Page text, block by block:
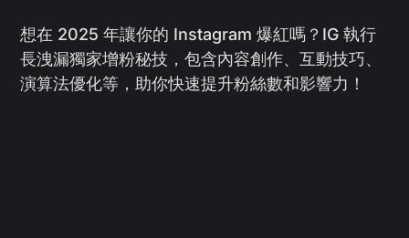
想在 2025 年讓你的 Instagram 爆紅嗎？IG 執行
長洩漏獨家增粉秘技，包含內容創作、互動技巧、
演算法優化等，助你快速提升粉絲數和影響力！